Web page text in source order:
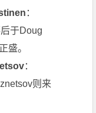
：
于Doug
盛。
：
则来